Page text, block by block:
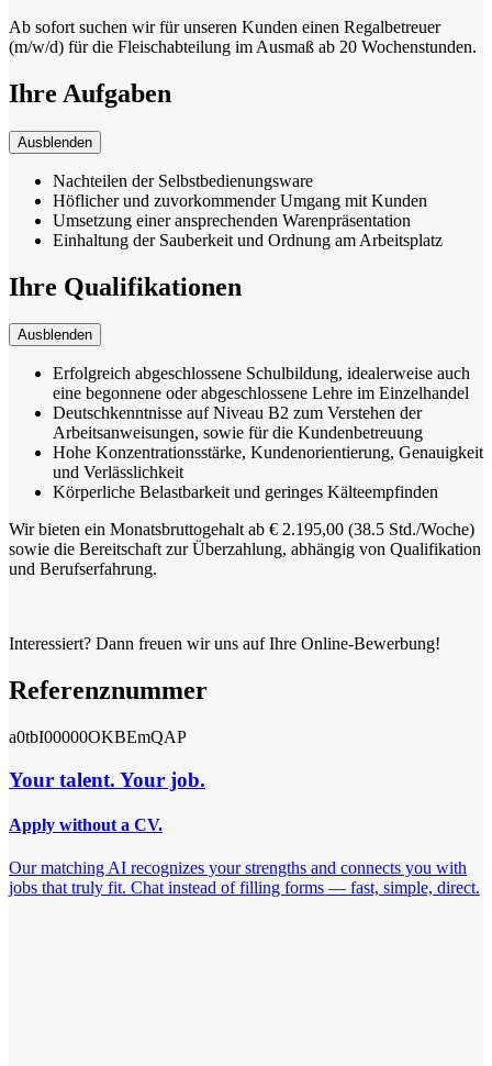
Ab sofort suchen wir für unseren Kunden einen Regalbetreuer
(m/w/d) für die Fleischabteilung im Ausmaß ab 20 Wochenstunden.
Ihre Aufgaben
Ausblenden
Nachteilen der Selbstbedienungsware
Höflicher und zuvorkommender Umgang mit Kunden
Umsetzung einer ansprechenden Warenpräsentation
Einhaltung der Sauberkeit und Ordnung am Arbeitsplatz
Ihre Qualifikationen
Ausblenden
Erfolgreich abgeschlossene Schulbildung, idealerweise auch
eine begonnene oder abgeschlossene Lehre im Einzelhandel
Deutschkenntnisse auf Niveau B2 zum Verstehen der
Arbeitsanweisungen, sowie für die Kundenbetreuung
Hohe Konzentrationsstärke, Kundenorientierung, Genauigkeit
und Verlässlichkeit
Körperliche Belastbarkeit und geringes Kälteempfinden
Wir bieten ein Monatsbruttogehalt ab € 2.195,00 (38.5 Std./Woche)
sowie die Bereitschaft zur Überzahlung, abhängig von Qualifikation
und Berufserfahrung.
Interessiert? Dann freuen wir uns auf Ihre Online-Bewerbung!
Referenznummer
a0tbI00000OKBEmQAP
Your talent. Your job.
Apply without a CV.
Our matching AI recognizes your strengths and connects you with
jobs that truly fit. Chat instead of filling forms — fast, simple, direct.